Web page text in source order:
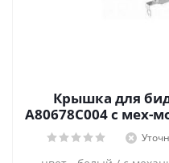
Крышка для
A80678C004 с мех-